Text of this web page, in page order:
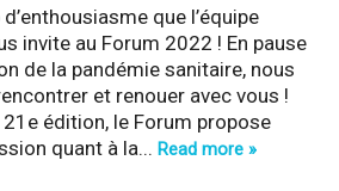
que l’équipe
invite au Forum 2022 ! En pause
de la pandémie sanitaire, nous
et renouer avec vous !
édition, le Forum propose
quant à la... Read more »